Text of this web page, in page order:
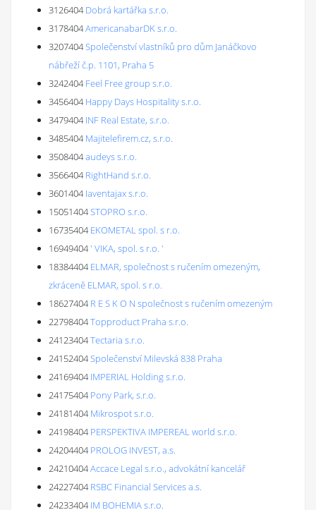
3126404 Dobrá kartářka s.r.o.
3178404AmericanabarDK s.r.o.
3207404Společenství vlastníků pro dům Janáčkovo
nábřeží č.p. 1101, Praha 5
3242404 Feel Free group s.r.o.
3456404 Happy Days Hospitality s.r.o.
3479404 INF Real Estate, s.r.o.
3485404 Majitelefirem.cz, s.r.o.
3508404audeys s.r.o.
3566404 RightHand s.r.o.
3601404 Iaventajax s.r.o.
15051404STOPRO s.r.o.
16735404 EKOMETAL spol. s r.o.
16949404' VIKA, spol. s r.o. '
18384404 ELMAR, společnost s ručením omezeným,
zkráceně ELMAR, spol. s r.o.
18627404 R E S K O N společnost s ručením omezeným
22798404Topproduct Praha s.r.o.
24123404Tectaria s.r.o.
24152404Společenství Milevská 838 Praha
24169404 IMPERIAL Holding s.r.o.
24175404 Pony Park, s.r.o.
24181404 Mikrospot s.r.o.
24198404 PERSPEKTIVA IMPEREAL world s.r.o.
24204404 PROLOG INVEST, a.s.
24210404Accace Legal s.r.o., advokátní kancelář
24227404 RSBC Financial Services a.s.
24233404 IM BOHEMIA s.r.o.